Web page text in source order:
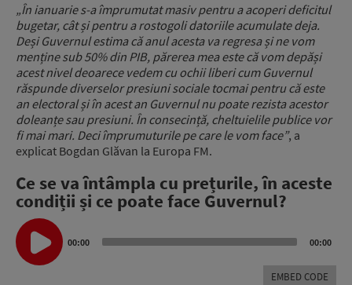
„În ianuarie s-a împrumutat masiv pentru a acoperi deficitul
bugetar, cât și pentru a rostogoli datoriile acumulate deja.
Deși Guvernul estima că anul acesta va regresa și ne vom
menține sub 50% din PIB, părerea mea este că vom depăși
acest nivel deoarece vedem cu ochii liberi cum Guvernul
răspunde diverselor presiuni sociale tocmai pentru că este
an electoral și în acest an Guvernul nu poate rezista acestor
doleanțe sau presiuni. În consecință, cheltuielile publice vor
fi mai mari. Deci împrumuturile pe care le vom face”, a
explicat Bogdan Glăvan la Europa FM.
Ce se va întâmpla cu prețurile, în aceste
condiții și ce poate face Guvernul?
Audio
Player
00:00 00:00
EMBED CODE